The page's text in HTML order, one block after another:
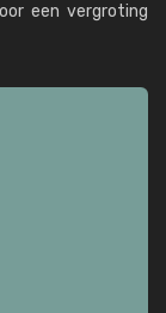
een vergroting